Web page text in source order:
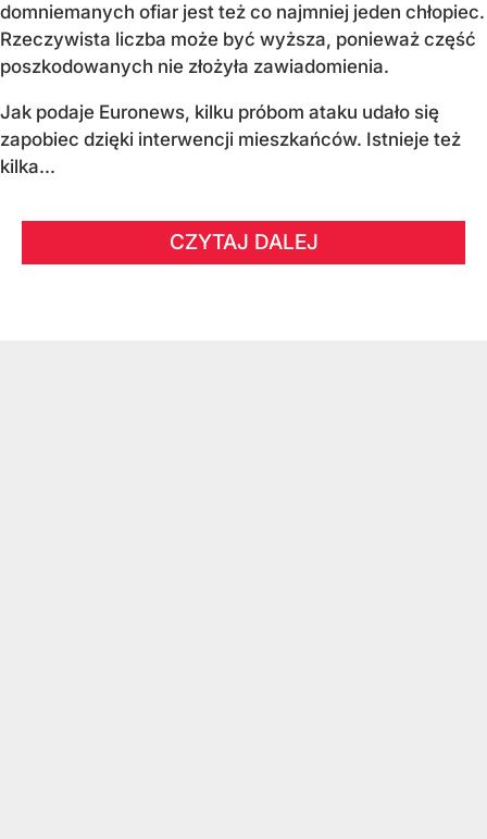
domniemanych ofiar jest też co najmniej jeden chłopiec.
Rzeczywista liczba może być wyższa, ponieważ część
poszkodowanych nie złożyła zawiadomienia.
Jak podaje Euronews, kilku próbom ataku udało się
zapobiec dzięki interwencji mieszkańców. Istnieje też
kilka...
CZYTAJ DALEJ